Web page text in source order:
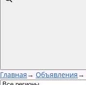
Главная→ Объявления→